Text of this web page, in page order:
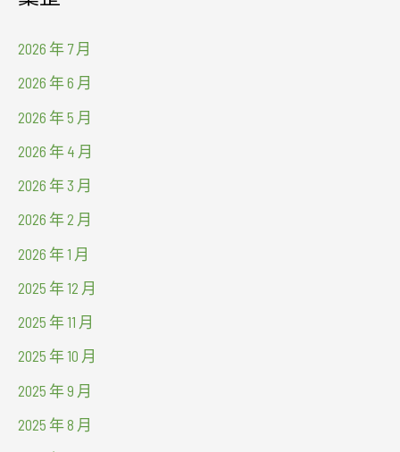
2026 年 7 月
2026 年 6 月
2026 年 5 月
2026 年 4 月
2026 年 3 月
2026 年 2 月
2026 年 1 月
2025 年 12 月
2025 年 11 月
2025 年 10 月
2025 年 9 月
2025 年 8 月